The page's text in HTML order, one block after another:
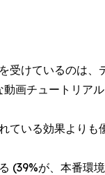
受けているのは、
画チュートリア
ている効果よりも
(39%が、本番環